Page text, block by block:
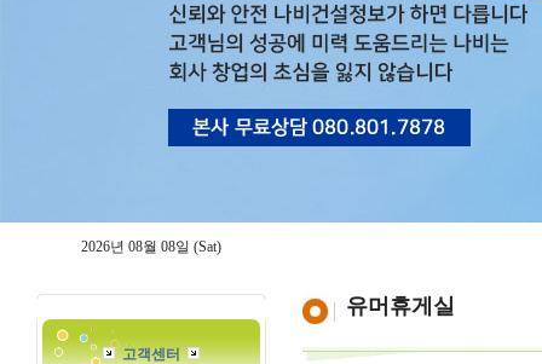
2026년 08월 08일 (Sat)
고객센터
유머휴게실